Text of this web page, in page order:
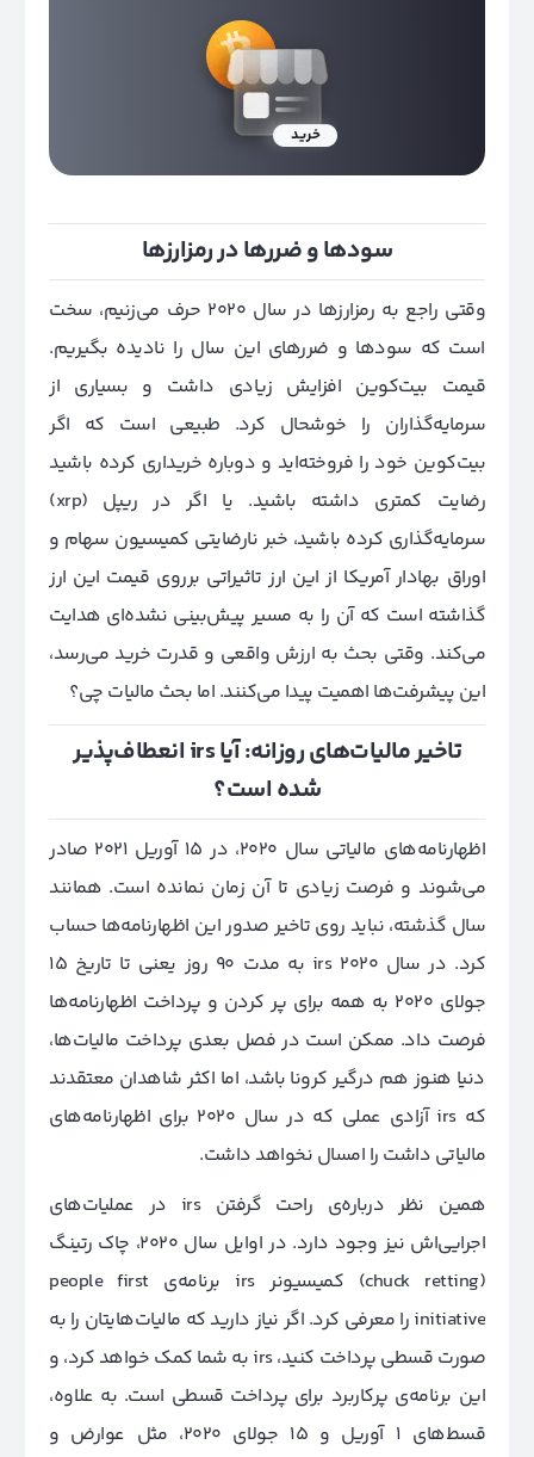
سودها و ضررها در رمزارزها
وقتی راجع به رمزارزها در سال 2020 حرف می‌زنیم،‌ سخت
است که سودها و ضررهای این سال را نادیده بگیریم.
قیمت بیت‌کوین افزایش زیادی داشت و بسیاری از
سرمایه‌گذاران را خوشحال کرد. طبیعی است که اگر
بیت‌کوین خود را فروخته‌اید و دوباره خریداری کرده باشید
رضایت کمتری داشته باشید. یا اگر در ریپل (xrp)
سرمایه‌گذاری کرده باشید، خبر نارضایتی کمیسیون سهام و
اوراق بهادار آمریکا از این ارز تاثیراتی بر‌روی قیمت این ارز
گذاشته است که آن را به مسیر پیش‌بینی نشده‌ای هدایت
می‌کند. وقتی بحث به ارزش واقعی و قدرت خرید می‌‌رسد،
این پیشرفت‌ها اهمیت پیدا می‌کنند. اما بحث مالیات چی؟
تاخیر مالیات‌های روزانه: آیا irs انعطاف‌پذیر
شده است؟
اظهارنامه‌های مالیاتی سال 2020، در 15 آوریل 2021 صادر
می‌شوند و فرصت زیادی تا آن زمان نمانده است. همانند
سال گذشته، نباید روی تاخیر صدور این اظهارنامه‌ها حساب
کرد. در سال 2020 irs به مدت 90 روز یعنی تا تاریخ 15
جولای 2020 به همه برای پر کردن و پرداخت اظهارنامه‌ها
فرصت داد. ممکن است در فصل بعدی پرداخت مالیات‌ها،
دنیا هنوز هم درگیر کرونا باشد، اما اکثر شاهدان معتقدند
که irs آزادی عملی که در سال 2020 برای اظهارنامه‌های
مالیاتی داشت را امسال نخواهد داشت.
همین نظر درباره‌ی راحت گرفتن irs در عملیات‌های
اجرایی‌اش نیز وجود دارد. در اوایل سال 2020، چاک رتینگ
(chuck retting) کمیسیونر irs برنامه‌ی people first
initiative را معرفی کرد. اگر نیاز دارید که مالیات‌هایتان را به
صورت قسطی پرداخت کنید، irs به شما کمک خواهد کرد، و
این برنامه‌‌ی پرکاربرد برای پرداخت قسطی است. به علاوه،
قسط‌های 1 آوریل و 15 جولای 2020، مثل عوارض و